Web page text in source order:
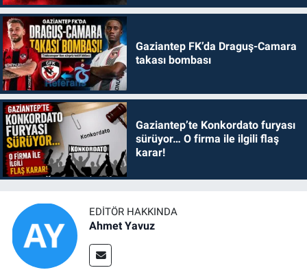
Gaziantep FK’da Draguş-Camara
takası bombası
Gaziantep’te Konkordato furyası
sürüyor… O firma ile ilgili flaş
karar!
EDITÖR HAKKINDA
Ahmet Yavuz